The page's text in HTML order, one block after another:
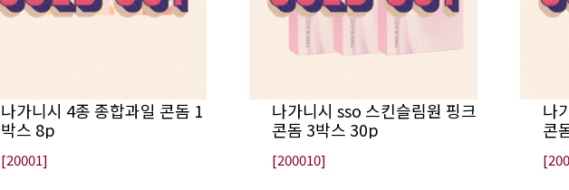
나가니시 4종 종합과일 콘돔 1
박스 8p
[20001]
나가니시 sso 스킨슬림원 핑크
콘돔 3박스 30p
[200010]
나
콘